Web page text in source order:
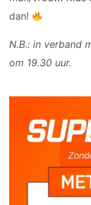
dan!
N.B.: in verband
om 19.30 uur.